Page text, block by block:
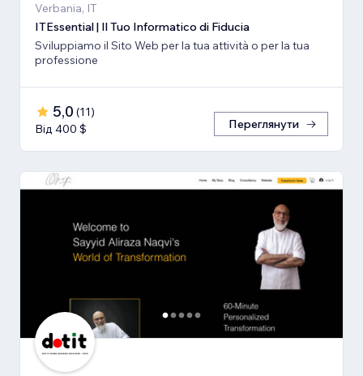
Verbania, IT
ITEssential | Il Tuo Informatico di Fiducia
Sviluppiamo il Sito Web per la tua attività o per la tua
professione
5,0 (11)
Від 400 $
Переглянути